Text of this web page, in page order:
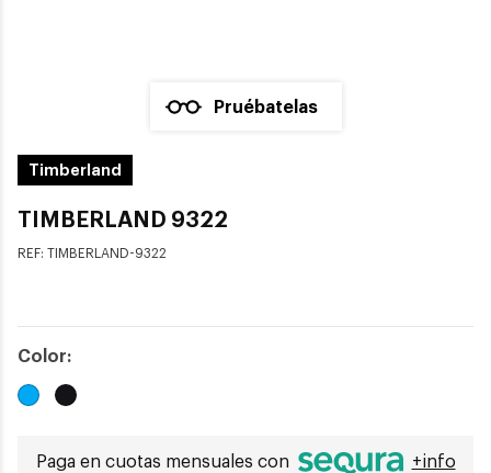
Pruébatelas
Timberland
TIMBERLAND 9322
REF: TIMBERLAND-9322
Color:
Paga en cuotas mensuales con +info